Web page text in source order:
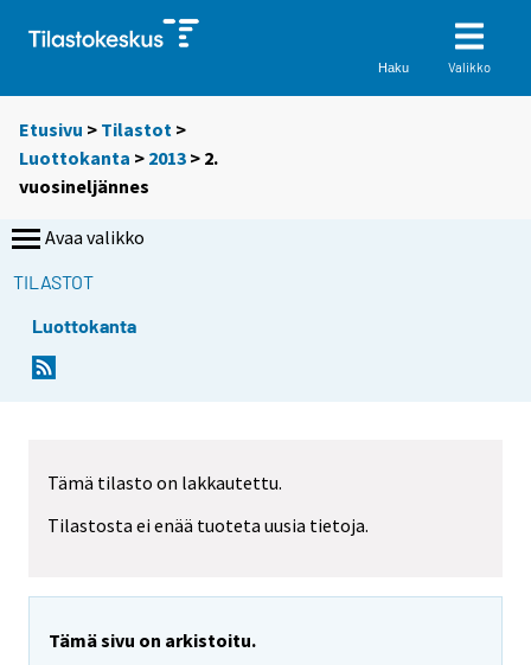
Haku Valikko
Etusivu > Tilastot >
Luottokanta > 2013 > 2.
vuosineljännes
Avaa valikko
TILASTOT
Luottokanta
Tämä tilasto on lakkautettu.
Tilastosta ei enää tuoteta uusia tietoja.
Tämä sivu on arkistoitu.